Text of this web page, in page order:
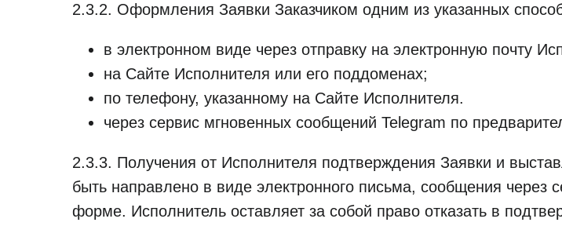
2.3.2. Оформления Заявки Заказчиком одним из указанных
в электронном виде через отправку на электронную почту
на Сайте Исполнителя или его поддоменах;
по телефону, указанному на Сайте Исполнителя.
через сервис мгновенных сообщений Telegram по
2.3.3. Получения от Исполнителя подтверждения Заявки и
быть направлено в виде электронного письма, сообщения через
форме. Исполнитель оставляет за собой право отказать в